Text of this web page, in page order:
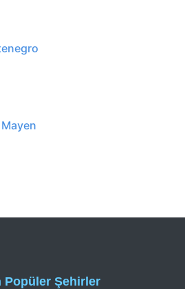
Popüler Şehirler